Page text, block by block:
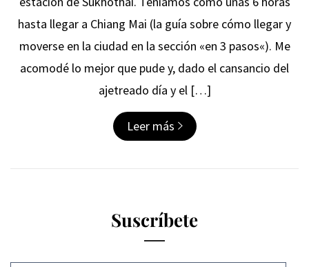
hasta llegar a Chiang Mai (la guía sobre cómo llegar y
moverse en la ciudad en la sección «en 3 pasos«). Me
acomodé lo mejor que pude y, dado el cansancio del
ajetreado día y el […]
Leer más
Suscríbete